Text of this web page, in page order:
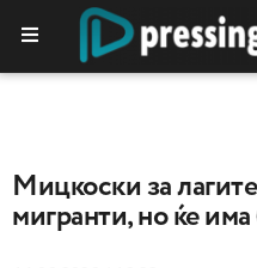
Мицкоски за
мигранти, но ќе има